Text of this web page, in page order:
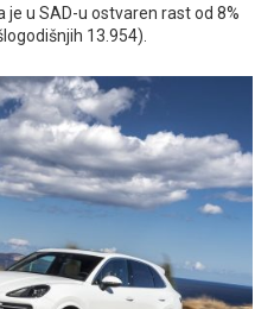
u SAD-u ostvaren rast od 8%
13.954).